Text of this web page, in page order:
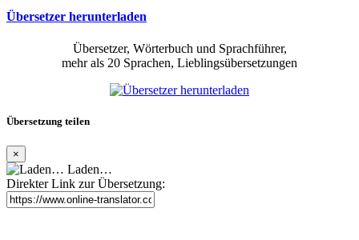
Übersetzer herunterladen
Übersetzer, Wörterbuch und Sprachführer,
mehr als 20 Sprachen, Lieblingsübersetzungen
Übersetzung teilen
×
Laden…
Direkter Link zur Übersetzung: